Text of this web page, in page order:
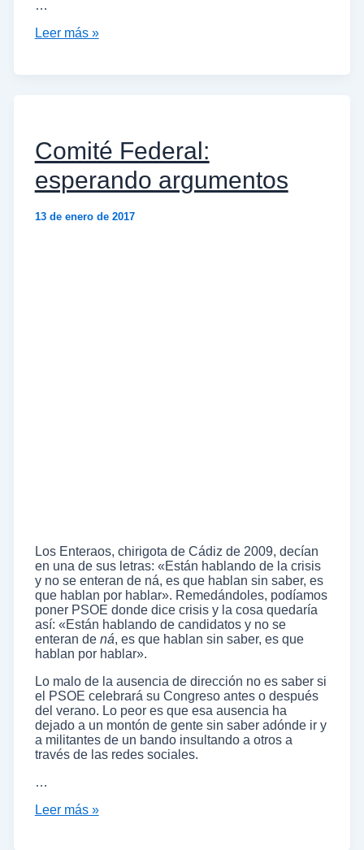
…
Leer más »
Comité Federal:
esperando argumentos
13 de enero de 2017
Los Enteraos, chirigota de Cádiz de 2009, decían
en una de sus letras: «Están hablando de la crisis
y no se enteran de ná, es que hablan sin saber, es
que hablan por hablar». Remedándoles, podíamos
poner PSOE donde dice crisis y la cosa quedaría
así: «Están hablando de candidatos y no se
enteran de ná, es que hablan sin saber, es que
hablan por hablar».
Lo malo de la ausencia de dirección no es saber si
el PSOE celebrará su Congreso antes o después
del verano. Lo peor es que esa ausencia ha
dejado a un montón de gente sin saber adónde ir y
a militantes de un bando insultando a otros a
través de las redes sociales.
…
Leer más »